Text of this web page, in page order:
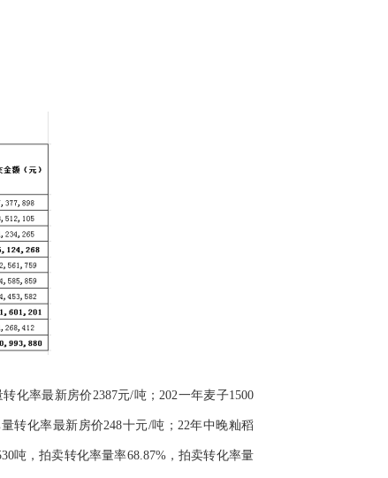
化率最新房价2387元/吨；202一年麦子1500
转化率最新房价248十元/吨；22年中晚籼稻
吨，拍卖转化率量率68.87%，拍卖转化率量